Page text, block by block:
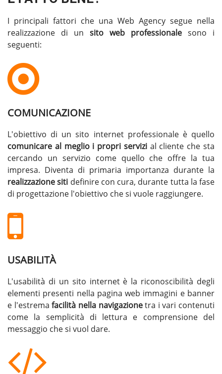
I principali fattori che una Web Agency segue nella
realizzazione di un sito web professionale sono i
seguenti:
COMUNICAZIONE
L'obiettivo di un sito internet professionale è quello
comunicare al meglio i propri servizial cliente che sta
cercando un servizio come quello che offre la tua
impresa. Diventa di primaria importanza durante la
realizzazione siti definire con cura, durante tutta la fase
di progettazione l'obiettivo che si vuole raggiungere.
USABILITÀ
L'usabilità di un sito internet è la riconoscibilità degli
elementi presenti nella pagina web immagini e banner
e l'estremafacilità nella navigazionetra i vari contenuti
come la semplicità di lettura e comprensione del
messaggio che si vuol dare.